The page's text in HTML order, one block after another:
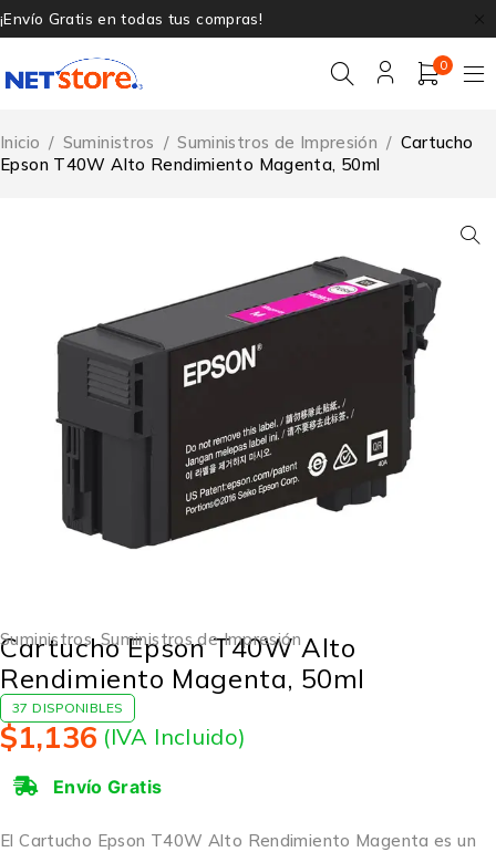
¡Envío Gratis en todas tus compras!
0
Inicio / Suministros / Suministros de Impresión / Cartucho
Epson T40W Alto Rendimiento Magenta, 50ml
Suministros,Suministros de Impresión
Cartucho Epson T40W Alto
Rendimiento Magenta, 50ml
37 DISPONIBLES
$1,136 (IVA Incluido)
Envío Gratis
El Cartucho Epson T40W Alto Rendimiento Magenta es un